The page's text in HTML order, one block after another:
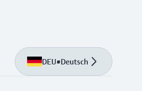
DEU•Deutsch